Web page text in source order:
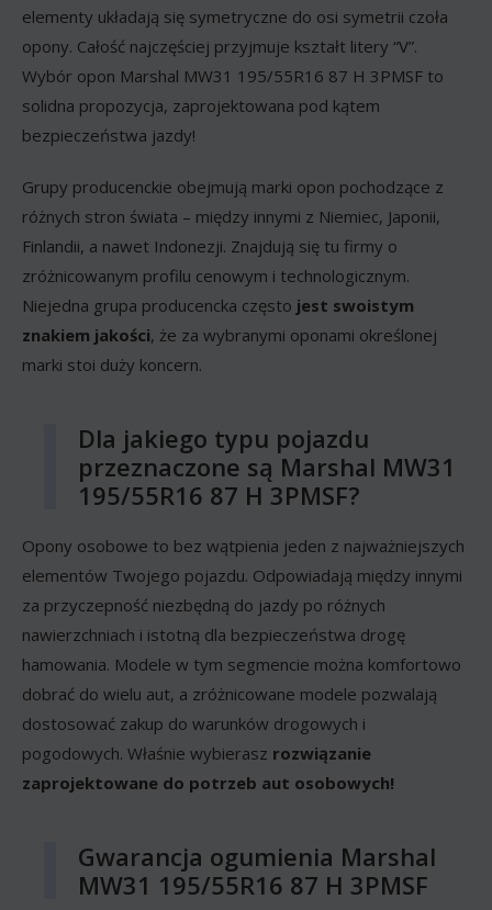
elementy układają się symetryczne do osi symetrii czoła
opony. Całość najczęściej przyjmuje kształt litery “V”.
Wybór opon Marshal MW31 195/55R16 87 H 3PMSF to
solidna propozycja, zaprojektowana pod kątem
bezpieczeństwa jazdy!
Grupy producenckie obejmują marki opon pochodzące z
różnych stron świata – między innymi z Niemiec, Japonii,
Finlandii, a nawet Indonezji. Znajdują się tu firmy o
zróżnicowanym profilu cenowym i technologicznym.
Niejedna grupa producencka często jest swoistym
znakiem jakości, że za wybranymi oponami określonej
marki stoi duży koncern.
Dla jakiego typu pojazdu
przeznaczone są Marshal MW31
195/55R16 87 H 3PMSF?
Opony osobowe to bez wątpienia jeden z najważniejszych
elementów Twojego pojazdu. Odpowiadają między innymi
za przyczepność niezbędną do jazdy po różnych
nawierzchniach i istotną dla bezpieczeństwa drogę
hamowania. Modele w tym segmencie można komfortowo
dobrać do wielu aut, a zróżnicowane modele pozwalają
dostosować zakup do warunków drogowych i
pogodowych. Właśnie wybierasz rozwiązanie
zaprojektowane do potrzeb aut osobowych!
Gwarancja ogumienia Marshal
MW31 195/55R16 87 H 3PMSF